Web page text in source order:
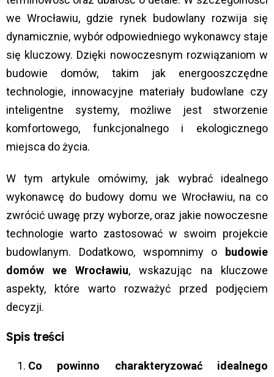
we Wrocławiu, gdzie rynek budowlany rozwija się
dynamicznie, wybór odpowiedniego wykonawcy staje
się kluczowy. Dzięki nowoczesnym rozwiązaniom w
budowie domów, takim jak energooszczędne
technologie, innowacyjne materiały budowlane czy
inteligentne systemy, możliwe jest stworzenie
komfortowego, funkcjonalnego i ekologicznego
miejsca do życia.
W tym artykule omówimy, jak wybrać idealnego
wykonawcę do budowy domu we Wrocławiu, na co
zwrócić uwagę przy wyborze, oraz jakie nowoczesne
technologie warto zastosować w swoim projekcie
budowlanym. Dodatkowo, wspomnimy o
budowie
domów we Wrocławiu, wskazując na kluczowe
aspekty, które warto rozważyć przed podjęciem
decyzji.
Spis treści
Co powinno charakteryzować idealnego